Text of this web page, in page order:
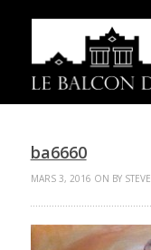
ba6660
MARS 3, 2016 ON BY STEVE